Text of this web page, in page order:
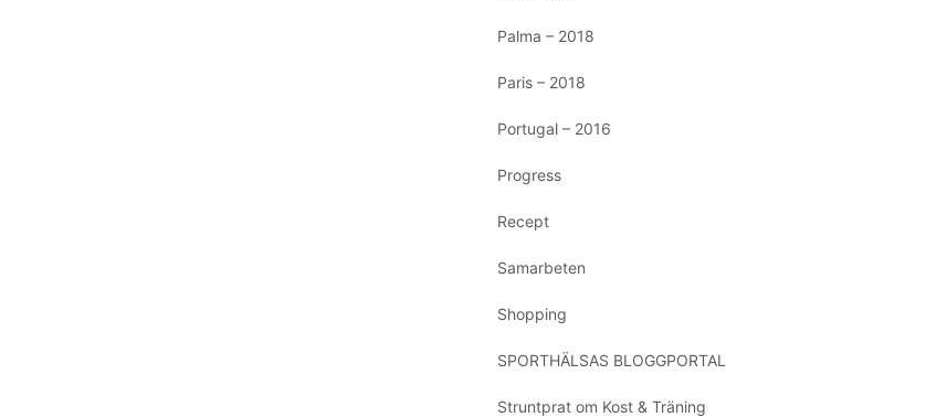
Palma – 2018
Paris – 2018
Portugal – 2016
Progress
Recept
Samarbeten
Shopping
SPORTHÄLSAS BLOGGPORTAL
Struntprat om Kost & Träning